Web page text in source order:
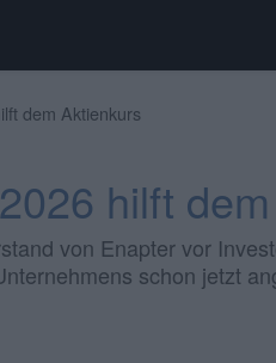
dem Aktienkurs
hilft
von Enapter vor
schon jetzt